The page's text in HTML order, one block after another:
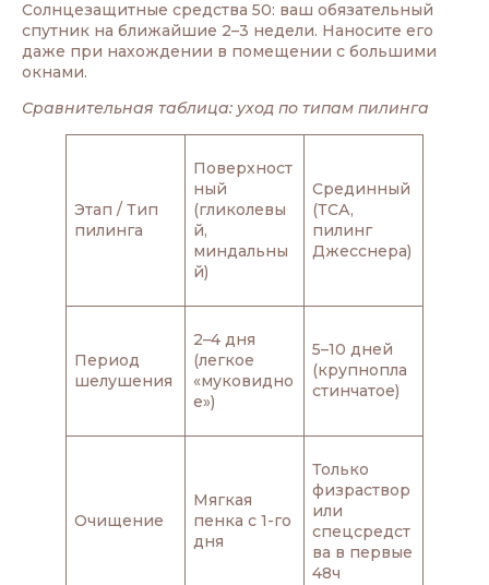
Солнцезащитные средства 50: ваш обязательный
спутник на ближайшие 2–3 недели. Наносите его
даже при нахождении в помещении с большими
окнами.
Сравнительная таблица: уход по типам пилинга
Этап / Тип
пилинга
Поверхност
ный
(гликолевы
й,
миндальны
й)
Срединный
(ТСА,
пилинг
Джесснера)
Период
шелушения
2–4 дня
(легкое
«муковидно
е»)
5–10 дней
(крупнопла
стинчатое)
Очищение
Мягкая
пенка с 1-го
дня
Только
физраствор
или
спецсредст
ва в первые
48ч